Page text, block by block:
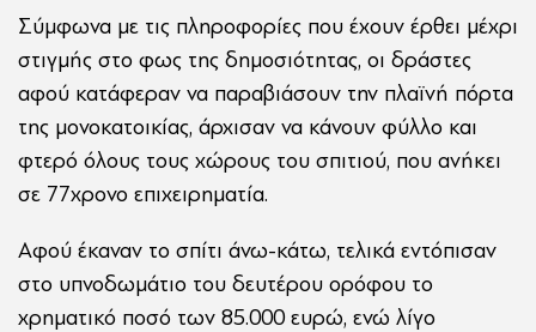
Σύμφωνα με τις πληροφορίες που έχουν έρθει μέχρι
στιγμής στο φως της δημοσιότητας, οι δράστες
αφού κατάφεραν να παραβιάσουν την πλαϊνή πόρτα
της μονοκατοικίας, άρχισαν να κάνουν φύλλο και
φτερό όλους τους χώρους του σπιτιού, που ανήκει
σε 77χρονο επιχειρηματία.
Αφού έκαναν το σπίτι άνω-κάτω, τελικά εντόπισαν
στο υπνοδωμάτιο του δευτέρου ορόφου το
χρηματικό ποσό των 85.000 ευρώ, ενώ λίγο